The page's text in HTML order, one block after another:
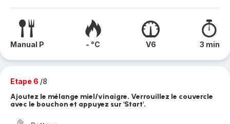
Manual P - °C V6 3 min
Etape 6 /8
Ajoutez le mélange miel/vinaigre. Verrouillez le couvercle
avec le bouchon et appuyez sur 'Start'.